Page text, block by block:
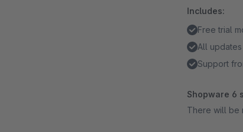
Includes:
Free trial
All updates
Support
Shopware 6
There will be